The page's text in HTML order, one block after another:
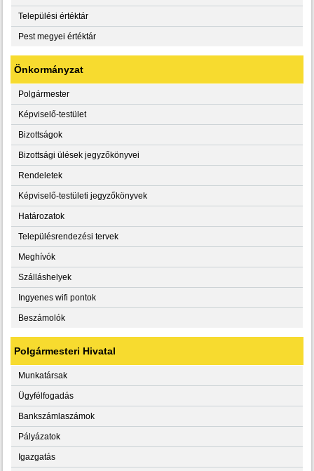
Települési értéktár
Pest megyei értéktár
Önkormányzat
Polgármester
Képviselő-testület
Bizottságok
Bizottsági ülések jegyzőkönyvei
Rendeletek
Képviselő-testületi jegyzőkönyvek
Határozatok
Településrendezési tervek
Meghívók
Szálláshelyek
Ingyenes wifi pontok
Beszámolók
Polgármesteri Hivatal
Munkatársak
Ügyfélfogadás
Bankszámlaszámok
Pályázatok
Igazgatás